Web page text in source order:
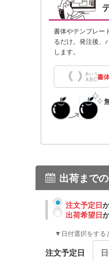
書体やテンプレー
るだけ。発注後、
します。
書
出荷まで
注文予定日
出荷希望日
▼日付選択をする
注文予定日